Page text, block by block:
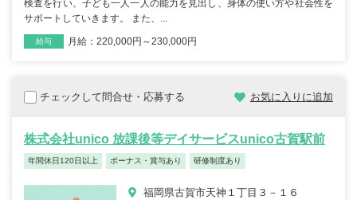
検査を行い、子ども一人一人の能力を見出し、身体の使い方や社会性を
サポートしていきます。 また、...
職種
雇用形態
給与 月給：220,000円～230,000円
チェックして問合せ・応募する お気に入りに追加
株式会社unico 放課後等デイサービスunico古賀駅前
年間休日120日以上 ボーナス・賞与あり 研修制度あり
福岡県古賀市天神１丁目３－１６